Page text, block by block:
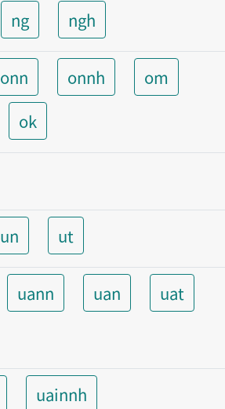
ng ngh
onn onnh
om
ok
un ut
uann uan
uat
uainnh